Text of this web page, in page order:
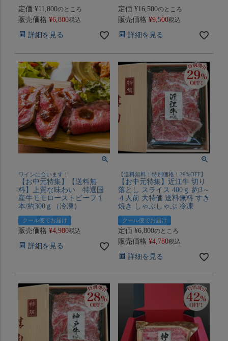
定価 ¥11,800のところ
販売価格 ¥6,800税込
詳細を見る
定価 ¥16,500のところ
販売価格 ¥9,500税込
詳細を見る
ワインに合います！
【お中元特集】【送料無
料】上質な味わい 特選国
産牛モモローストビーフ１
本/約300ｇ（冷凍）
クール便でお届け
販売価格 ¥4,980税込
詳細を見る
【送料無料！特別価格！29%OFF】
【お中元特集】近江牛 切り
落とし スライス 400ｇ 約3～
４人前 大特価 送料無料 すき
焼き しゃぶしゃぶ 冷凍
クール便でお届け
定価 ¥6,800のところ
販売価格 ¥4,780税込
詳細を見る